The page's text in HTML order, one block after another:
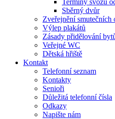
Termíny svozu
Sběrný dvůr
Zveřejnění smutečních
Výlep plakátů
Zásady přidělování
Veřejné WC
Dětská hřiště
Kontakt
Telefonní seznam
Kontakty
Senioři
Důležitá telefonní čísla
Odkazy
Napište nám